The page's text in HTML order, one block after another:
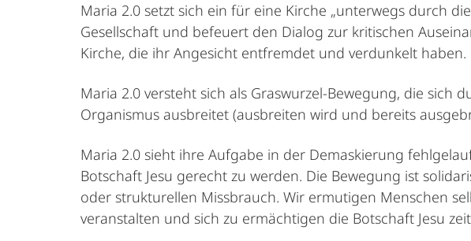
Maria 2.0 setzt sich ein für eine Kirche „unterwegs durch
Gesellschaft und befeuert den Dialog zur kritischen
Kirche, die ihr Angesicht entfremdet und verdunkelt haben.
Maria 2.0 versteht sich als Graswurzel-Bewegung, die
Organismus ausbreitet (ausbreiten wird und bereits
Maria 2.0 sieht ihre Aufgabe in der Demaskierung
Botschaft Jesu gerecht zu werden. Die Bewegung ist
oder strukturellen Missbrauch. Wir ermutigen Menschen
veranstalten und sich zu ermächtigen die Botschaft Jesu